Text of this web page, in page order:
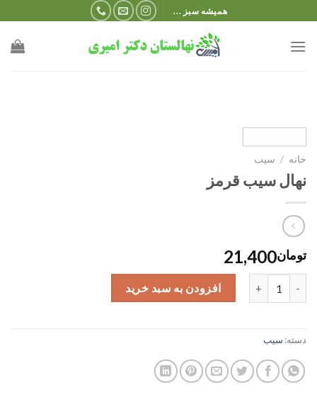
to
content
همیشه سبز ...
خانه / سیب
نهال سیب قرمز
تومان21,400
افزودن به سبد خرید
دسته: سیب